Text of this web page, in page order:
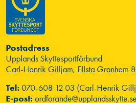
Postadress
Upplands Skyttesportförbund
Carl-Henrik Gilljam, Ellsta Granhem
Tel: 070-608 12 03 (Carl-Henrik
E-post: ordforande@upplandsskytte.se